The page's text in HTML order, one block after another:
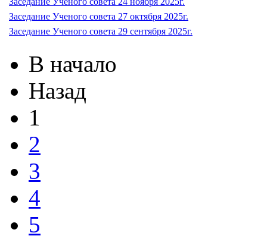
Заседание Ученого совета 27 октября 2025г.
Заседание Ученого совета 29 сентября 2025г.
В начало
Назад
1
2
3
4
5